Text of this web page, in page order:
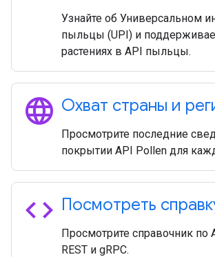
Узнайте об Универсальном
пыльцы (UPI) и
растениях в API пыльцы.
language Охват страны и
Просмотрите последние
покрытии API Pollen для
code Посмотреть
Просмотрите справочник по
REST и gRPC.